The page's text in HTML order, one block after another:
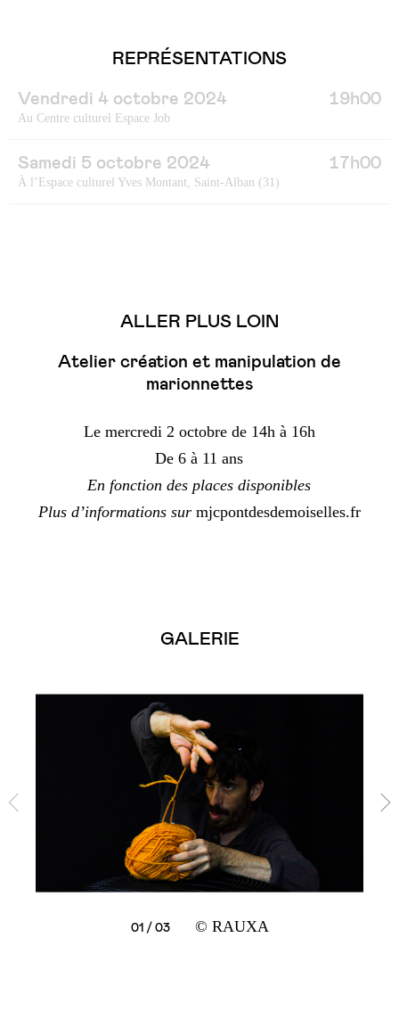
REPRÉSENTATIONS
Vendredi 4 octobre 2024 19h00
Au Centre culturel Espace Job
Samedi 5 octobre 2024 17h00
À l’Espace culturel Yves Montant, Saint-Alban (31)
ALLER PLUS LOIN
Atelier création et manipulation de
marionnettes
Le mercredi 2 octobre de 14h à 16h
De 6 à 11 ans
En fonction des places disponibles
Plus d’informations surmjcpontdesdemoiselles.fr
GALERIE
01 / 03 © RAUXA
02 / 03
03 / 03